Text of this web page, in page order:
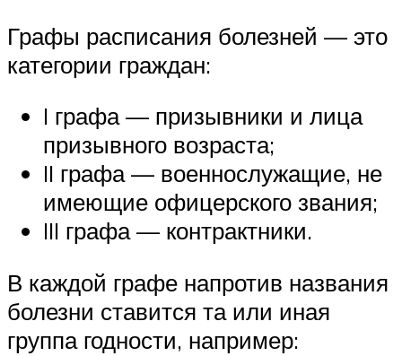
Графы расписания болезней — это
категории граждан:
I графа — призывники и лица
призывного возраста;
II графа — военнослужащие, не
имеющие офицерского звания;
III графа — контрактники.
В каждой графе напротив названия
болезни ставится та или иная
группа годности, например: